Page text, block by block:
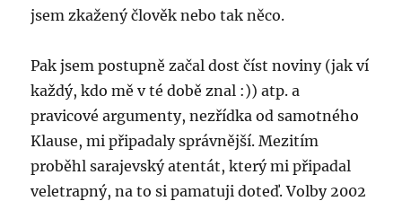
jsem zkažený člověk nebo tak něco.
Pak jsem postupně začal dost číst noviny (jak ví
každý, kdo mě v té době znal :)) atp. a
pravicové argumenty, nezřídka od samotného
Klause, mi připadaly správnější. Mezitím
proběhl sarajevský atentát, který mi připadal
veletrapný, na to si pamatuji doteď. Volby 2002